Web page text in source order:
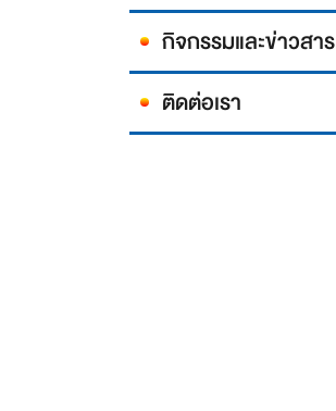
กิจกรรมและข่าวสาร
ติดต่อเรา